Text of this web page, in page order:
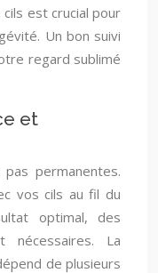
est crucial pour
Un bon suivi
regard sublimé
et
permanentes.
vos cils au fil du
optimal, des
nécessaires. La
de plusieurs